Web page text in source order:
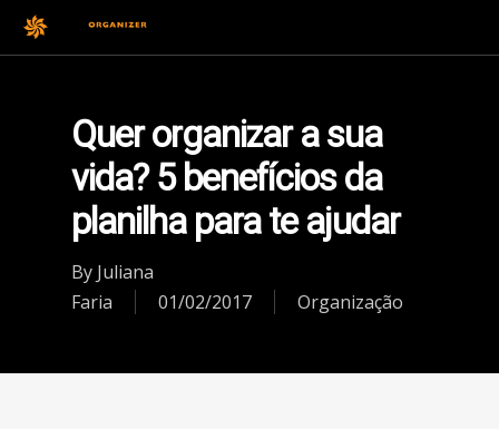
Quer organizar a sua
vida? 5 benefícios da
planilha para te ajudar
By Juliana
Faria
01/02/2017 Organização